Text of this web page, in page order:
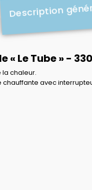
Description
Le Tube » -
chaleur.
avec